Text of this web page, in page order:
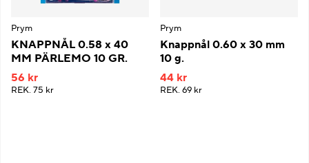
Prym
KNAPPNÅL 0.58 x 40
MM PÄRLEMO 10 GR.
56 kr
REK. 75 kr
Prym
Knappnål 0.60 x 30 mm
10 g.
44 kr
REK. 69 kr